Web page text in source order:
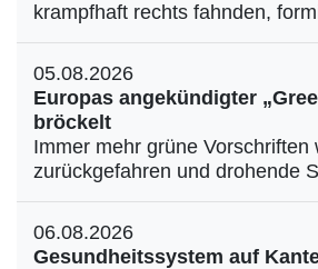
krampfhaft rechts fahnden,
05.08.2026
Europas angekündigter
bröckelt
Immer mehr grüne Vorschriften
zurückgefahren und drohende
06.08.2026
Gesundheitssystem auf